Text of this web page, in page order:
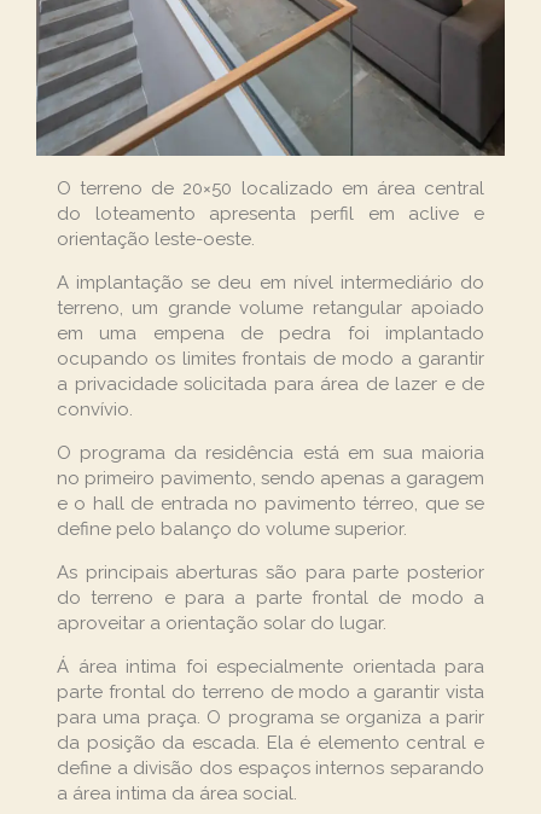
O terreno de 20×50 localizado em área central
do loteamento apresenta perfil em aclive e
orientação leste-oeste.
A implantação se deu em nível intermediário do
terreno, um grande volume retangular apoiado
em uma empena de pedra foi implantado
ocupando os limites frontais de modo a garantir
a privacidade solicitada para área de lazer e de
convívio.
O programa da residência está em sua maioria
no primeiro pavimento, sendo apenas a garagem
e o hall de entrada no pavimento térreo, que se
define pelo balanço do volume superior.
As principais aberturas são para parte posterior
do terreno e para a parte frontal de modo a
aproveitar a orientação solar do lugar.
Á área intima foi especialmente orientada para
parte frontal do terreno de modo a garantir vista
para uma praça. O programa se organiza a parir
da posição da escada. Ela é elemento central e
define a divisão dos espaços internos separando
a área intima da área social.